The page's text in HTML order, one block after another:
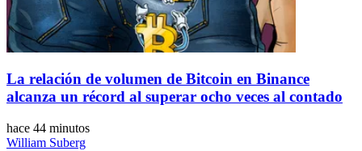
La relación de volumen de Bitcoin en Binance
alcanza un récord al superar ocho veces al contado
hace 44 minutos
William Suberg